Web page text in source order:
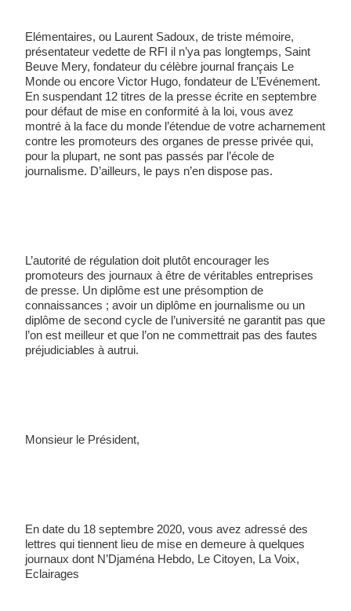
Elémentaires, ou Laurent Sadoux, de triste mémoire,
présentateur vedette de RFI il n’ya pas longtemps, Saint
Beuve Mery, fondateur du célèbre journal français Le
Monde ou encore Victor Hugo, fondateur de L’Evénement.
En suspendant 12 titres de la presse écrite en septembre
pour défaut de mise en conformité à la loi, vous avez
montré à la face du monde l’étendue de votre acharnement
contre les promoteurs des organes de presse privée qui,
pour la plupart, ne sont pas passés par l’école de
journalisme. D’ailleurs, le pays n’en dispose pas.
L’autorité de régulation doit plutôt encourager les
promoteurs des journaux à être de véritables entreprises
de presse. Un diplôme est une présomption de
connaissances ; avoir un diplôme en journalisme ou un
diplôme de second cycle de l’université ne garantit pas que
l’on est meilleur et que l’on ne commettrait pas des fautes
préjudiciables à autrui.
Monsieur le Président,
En date du 18 septembre 2020, vous avez adressé des
lettres qui tiennent lieu de mise en demeure à quelques
journaux dont N’Djaména Hebdo, Le Citoyen, La Voix,
Eclairages